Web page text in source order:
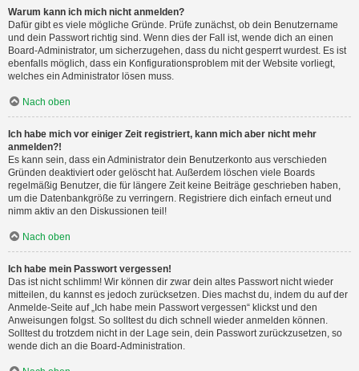
Warum kann ich mich nicht anmelden?
Dafür gibt es viele mögliche Gründe. Prüfe zunächst, ob dein Benutzername
und dein Passwort richtig sind. Wenn dies der Fall ist, wende dich an einen
Board-Administrator, um sicherzugehen, dass du nicht gesperrt wurdest. Es ist
ebenfalls möglich, dass ein Konfigurationsproblem mit der Website vorliegt,
welches ein Administrator lösen muss.
Nach oben
Ich habe mich vor einiger Zeit registriert, kann mich aber nicht mehr
anmelden?!
Es kann sein, dass ein Administrator dein Benutzerkonto aus verschieden
Gründen deaktiviert oder gelöscht hat. Außerdem löschen viele Boards
regelmäßig Benutzer, die für längere Zeit keine Beiträge geschrieben haben,
um die Datenbankgröße zu verringern. Registriere dich einfach erneut und
nimm aktiv an den Diskussionen teil!
Nach oben
Ich habe mein Passwort vergessen!
Das ist nicht schlimm! Wir können dir zwar dein altes Passwort nicht wieder
mitteilen, du kannst es jedoch zurücksetzen. Dies machst du, indem du auf der
Anmelde-Seite auf „Ich habe mein Passwort vergessen“ klickst und den
Anweisungen folgst. So solltest du dich schnell wieder anmelden können.
Solltest du trotzdem nicht in der Lage sein, dein Passwort zurückzusetzen, so
wende dich an die Board-Administration.